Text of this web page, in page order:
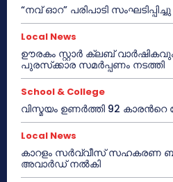
“നവ് ഓറ” പരിപാടി സംഘടിപ്പിച്ചു
Local News
ഊരകം സ്റ്റാർ ക്ലബ്
പുരസ്‌ക്കാര സമർപ്പണം നടത്തി
School & College
വിസ്മയം ഉണർത്തി 92
Local News
കാറളം സർവ്വീസ് സഹകരണ
അവാർഡ് നൽകി